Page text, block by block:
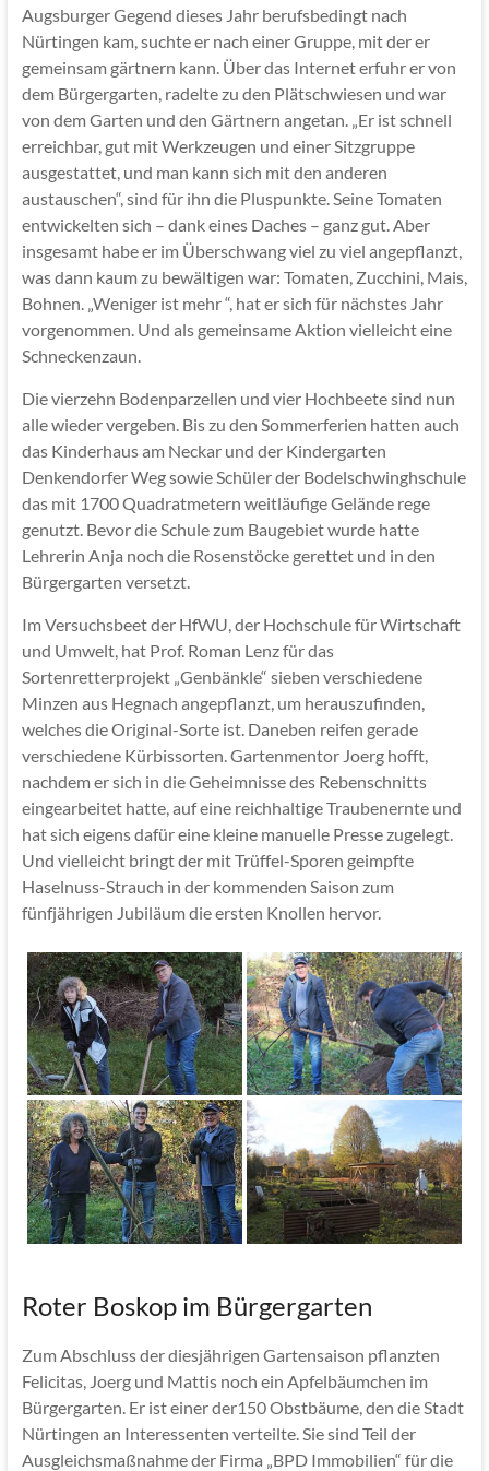
Augsburger Gegend dieses Jahr berufsbedingt nach
Nürtingen kam, suchte er nach einer Gruppe, mit der er
gemeinsam gärtnern kann. Über das Internet erfuhr er von
dem Bürgergarten, radelte zu den Plätschwiesen und war
von dem Garten und den Gärtnern angetan. „Er ist schnell
erreichbar, gut mit Werkzeugen und einer Sitzgruppe
ausgestattet, und man kann sich mit den anderen
austauschen“, sind für ihn die Pluspunkte. Seine Tomaten
entwickelten sich – dank eines Daches – ganz gut. Aber
insgesamt habe er im Überschwang viel zu viel angepflanzt,
was dann kaum zu bewältigen war: Tomaten, Zucchini, Mais,
Bohnen. „Weniger ist mehr “, hat er sich für nächstes Jahr
vorgenommen. Und als gemeinsame Aktion vielleicht eine
Schneckenzaun.
Die vierzehn Bodenparzellen und vier Hochbeete sind nun
alle wieder vergeben. Bis zu den Sommerferien hatten auch
das Kinderhaus am Neckar und der Kindergarten
Denkendorfer Weg sowie Schüler der Bodelschwinghschule
das mit 1700 Quadratmetern weitläufige Gelände rege
genutzt. Bevor die Schule zum Baugebiet wurde hatte
Lehrerin Anja noch die Rosenstöcke gerettet und in den
Bürgergarten versetzt.
Im Versuchsbeet der HfWU, der Hochschule für Wirtschaft
und Umwelt, hat Prof. Roman Lenz für das
Sortenretterprojekt „Genbänkle“ sieben verschiedene
Minzen aus Hegnach angepflanzt, um herauszufinden,
welches die Original-Sorte ist. Daneben reifen gerade
verschiedene Kürbissorten. Gartenmentor Joerg hofft,
nachdem er sich in die Geheimnisse des Rebenschnitts
eingearbeitet hatte, auf eine reichhaltige Traubenernte und
hat sich eigens dafür eine kleine manuelle Presse zugelegt.
Und vielleicht bringt der mit Trüffel-Sporen geimpfte
Haselnuss-Strauch in der kommenden Saison zum
fünfjährigen Jubiläum die ersten Knollen hervor.
Roter Boskop im Bürgergarten
Zum Abschluss der diesjährigen Gartensaison pflanzten
Felicitas, Joerg und Mattis noch ein Apfelbäumchen im
Bürgergarten. Er ist einer der150 Obstbäume, den die Stadt
Nürtingen an Interessenten verteilte. Sie sind Teil der
Ausgleichsmaßnahme der Firma „BPD Immobilien“ für die